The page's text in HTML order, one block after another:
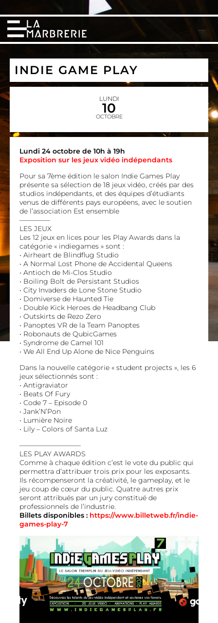
INDIE GAME PLAY
LUNDI
10
OCTOBRE
Lundi 24 octobre de 10h à 19h
Exposition sur les jeux vidéo indépendants
Pour sa 7ème édition le salon Indie Games Play
présente sa sélection de 18 jeux vidéo, créés par des
studios indépendants, et des équipes d’étudiants
venus de différents pays européens, avec le soutien
de l’association Est ensemble
————–
LES JEUX
Les 12 jeux en lices pour les Play Awards dans la
catégorie « indiegames » sont :
• Airheart de Blindflug Studio
• A Normal Lost Phone de Accidental Queens
• Antioch de Mi-Clos Studio
• Boiling Bolt de Persistant Studios
• City Invaders de Lone Stone Studio
• Domiverse de Haunted Tie
• Double Kick Heroes de Headbang Club
• Outskirts de Rezo Zero
• Panoptes VR de la Team Panoptes
• Robonauts de QubicGames
• Syndrome de Camel 101
• We All End Up Alone de Nice Penguins
Dans la nouvelle catégorie « student projects », les 6
jeux sélectionnés sont :
• Antigraviator
• Beats Of Fury
• Code 7 – Episode 0
• Jank’N’Pon
• Lumière Noire
• Lily – Colors of Santa Luz
————————––
LES PLAY AWARDS
Comme à chaque édition c’est le vote du public qui
permettra d’attribuer trois prix pour les exposants.
Ils récompenseront la créativité, le gameplay, et le
jeu coup de cœur du public. Quatre autres prix
seront attribués par un jury constitué de
professionnels de l’industrie.
Billets disponibles : https://www.billetweb.fr/indie-
games-play-7